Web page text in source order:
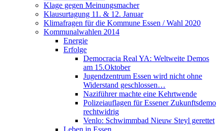
Klage gegen Meinungsmacher
Klausurtagung 11. & 12. Januar
Klimafragen für die Kommune Essen / Wahl 2020
Kommunalwahlen 2014
Energie
Erfolge
Democracia Real YA: Weltweite Demos
am 15.Oktober
Jugendzentrum Essen wird nicht ohne
Widerstand geschlossen…
Naziführer machte eine Kehrtwende
Polizeiauflagen für Essener Zukunftsdemo
rechtwidrig
Venlo: Schwimmbad Nieuw Steyl gerettet
Leben in Essen